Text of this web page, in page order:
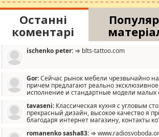
Останні
коментарі
ischenko peter: ⇒ blts-tattoo.com
Gor:Сейчас рынок мебели чрезвычайно
причем предлагают реально эксклюзивное
исполнение и стандартные модели малых
дизайну, мало походит на стандартные формы, в
креативненько и что главное - со вкусом все в
без ненужных наворотов удорожающих мебель, а
tavaseni: Классическая кухня с угловым
прекрасный дизайн, высокое качество я
благодаря интернет магазину, контакты
romanenko sasha83: ⇒